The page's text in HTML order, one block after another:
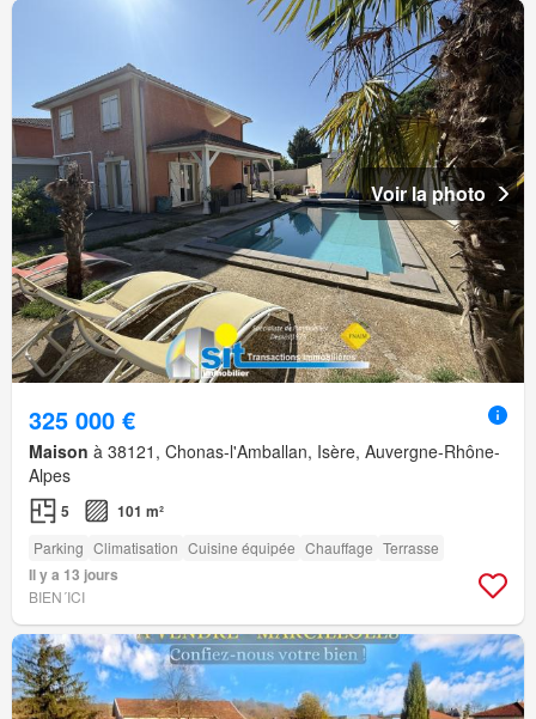
Voir la photo
325 000 €
Maison à 38121, Chonas-l'Amballan, Isère, Auvergne-Rhône-
Alpes
5 101 m²
Parking Climatisation Cuisine équipée Chauffage Terrasse
Il y a 13 jours
BIEN´ICI